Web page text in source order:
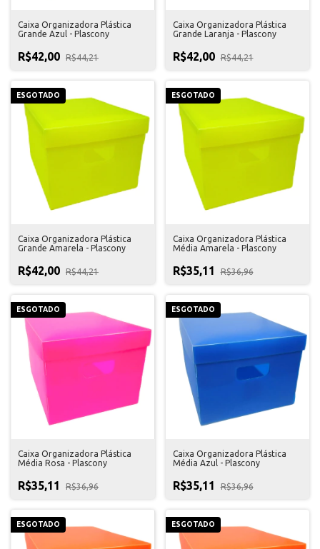
Caixa Organizadora Plástica
Grande Azul - Plascony
R$42,00 R$44,21
Caixa Organizadora Plástica
Grande Laranja - Plascony
R$42,00 R$44,21
ESGOTADO
Caixa Organizadora Plástica
Grande Amarela - Plascony
R$42,00 R$44,21
ESGOTADO
Caixa Organizadora Plástica
Média Amarela - Plascony
R$35,11 R$36,96
ESGOTADO
Caixa Organizadora Plástica
Média Rosa - Plascony
R$35,11 R$36,96
ESGOTADO
Caixa Organizadora Plástica
Média Azul - Plascony
R$35,11 R$36,96
ESGOTADO ESGOTADO